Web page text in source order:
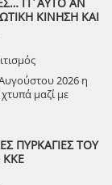
ΚΙΝΗΣΗ ΚΑΙ
2026 η
μαζί με
Μνήμης και
ΠΥΡΚΑΓΙΕΣ ΤΟΥ